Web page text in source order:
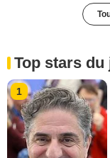
Top stars du
1